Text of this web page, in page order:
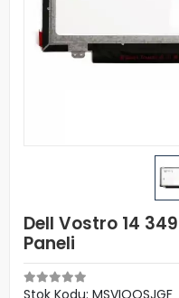
Dell Vostro 14
Paneli
Stok Kodu: MSVIQOSJGF